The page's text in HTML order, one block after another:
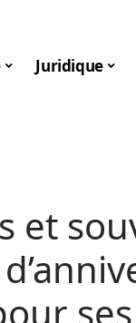
Juridique
et